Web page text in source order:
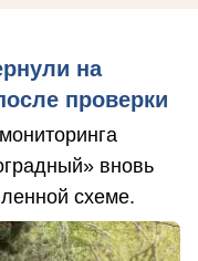
на
проверки
вновь
схеме.